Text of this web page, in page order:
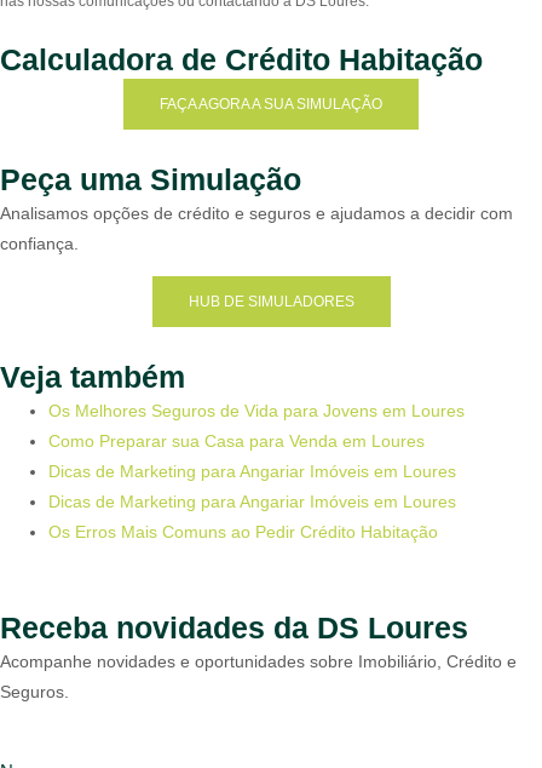
Calculadora de Crédito Habitação
FAÇA AGORA A SUA SIMULAÇÃO
Peça uma Simulação
Analisamos opções de crédito e seguros e ajudamos a decidir com
confiança.
HUB DE SIMULADORES
Veja também
Os Melhores Seguros de Vida para Jovens em Loures
Como Preparar sua Casa para Venda em Loures
Dicas de Marketing para Angariar Imóveis em Loures
Dicas de Marketing para Angariar Imóveis em Loures
Os Erros Mais Comuns ao Pedir Crédito Habitação
Receba novidades da DS Loures
Acompanhe novidades e oportunidades sobre Imobiliário, Crédito e
Seguros.